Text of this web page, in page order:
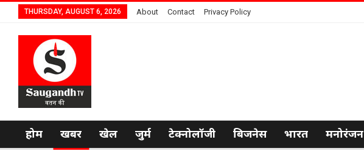
THURSDAY, AUGUST 6, 2026 About Contact Privacy Policy
होम खबर खेल जुर्म टेक्नोलॉजी बिजनेस भारत मनोरंजन